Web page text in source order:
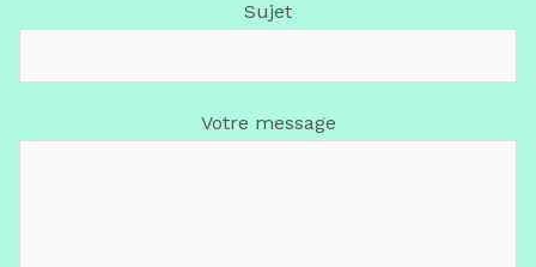
Sujet
Votre message